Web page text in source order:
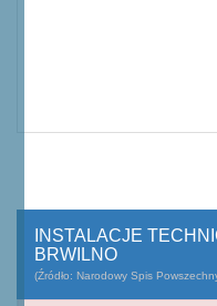
INSTALACJE
BRWILNO
(Źródło: Narodowy Spis